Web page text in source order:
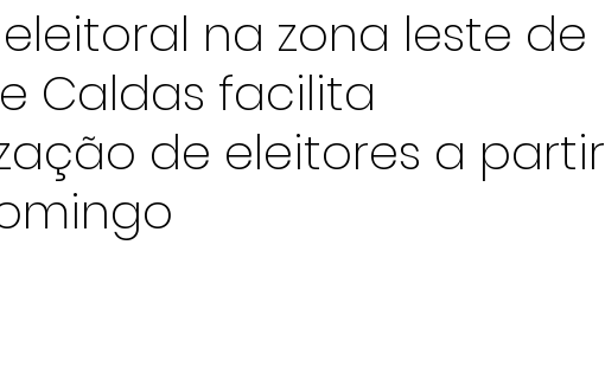
SindJori Internacional Coluna Jurídica
POLICIAL
na zona leste de
Caldas facilita
de eleitores a partir